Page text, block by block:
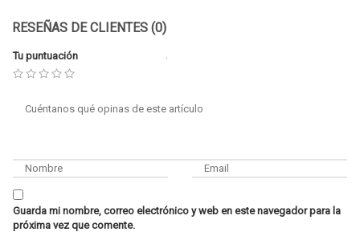
RESEÑAS DE CLIENTES (0)
Tu puntuación
Guarda mi nombre, correo electrónico y web en este navegador para la
próxima vez que comente.